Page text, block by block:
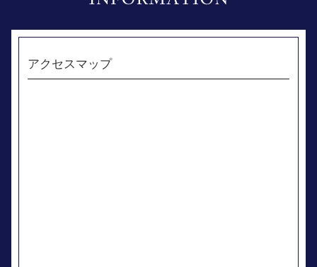
アクセスマップ